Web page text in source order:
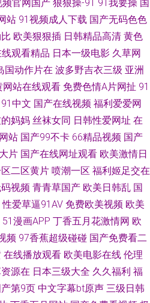
频官网国产 狠狠操-91 91我要操 国
站 91视频成人下载 国产无码色色
欧美狠狠插 日韩精品高清 黄色
观看精品 日本一级电影 久草网
国动作片在 波多野吉衣三级 亚洲
网站在线观看 免费色情A片网扯 91
91中文 国产在线视频 福利爱爱网
妈妈 丝袜女同 日韩性爱网址 在
站 国产99不卡 66精品视频 国产
片 国产在线网址观看 欧美激情日
二区黄片 喷潮一区 福利姬足交在
视频 青青草国产 欧美日韩乱 国
性爱草逼91AV 免费欧美视频 欧美
51漫画APP 丁香五月花激情网 欧
频 97香蕉超级碰碰 国产免费看二
在线播放观看 欧美电影在线 伦理
源在 日本三级大全 久久福利 福
第9页 中文字幕bt原声 三级日韩